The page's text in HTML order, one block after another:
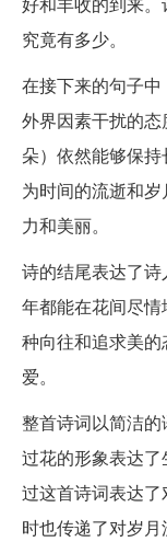
究竟有多少。
在接下来的句子
外界因素干扰的
朵）依然能够保
为时间的流逝和
力和美丽。
诗的结尾表达了
年都能在花间尽
种向往和追求美
爱。
整首诗词以简洁
过花的形象表达
过这首诗词表达
时也传递了对岁月